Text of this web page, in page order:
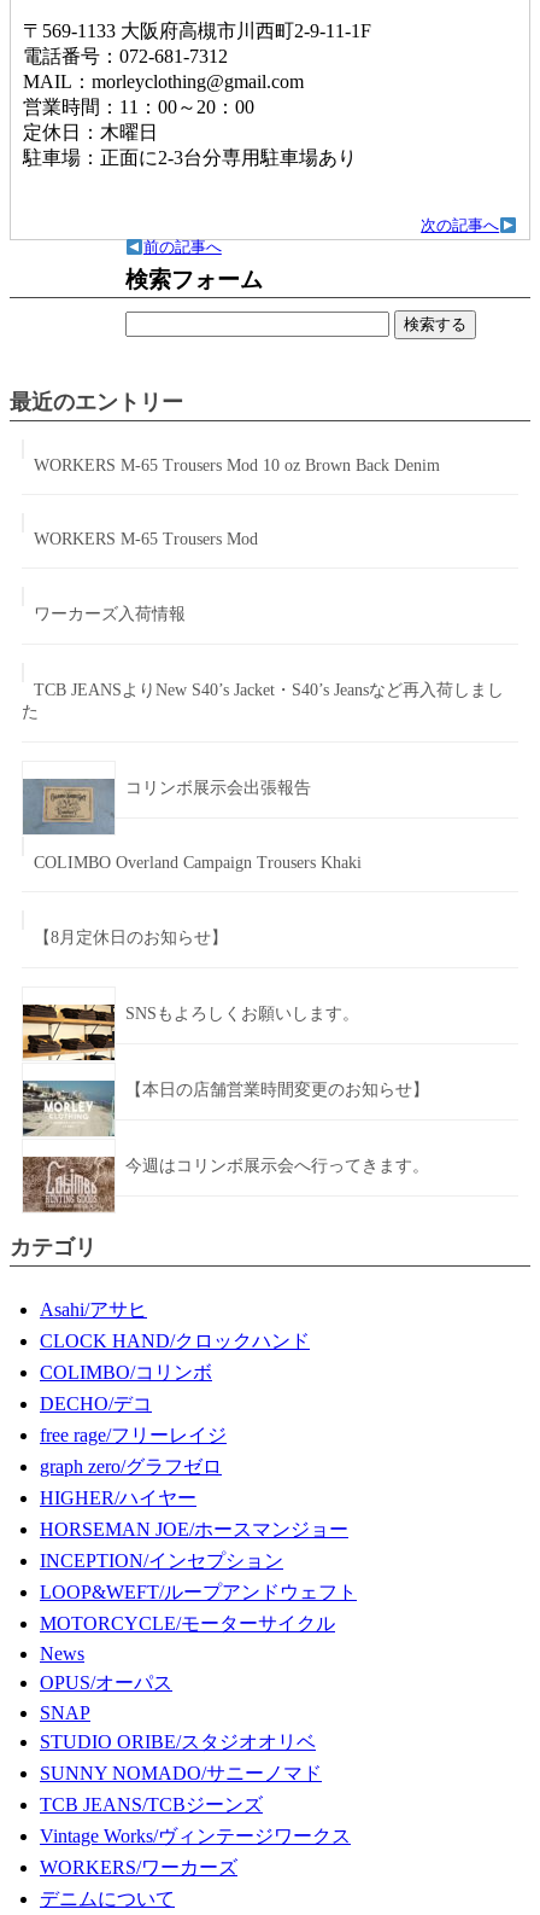
〒569-1133 大阪府高槻市川西町2-9-11-1F
電話番号：072-681-7312
MAIL：morleyclothing@gmail.com
営業時間：11：00～20：00
定休日：木曜日
駐車場：正面に2-3台分専用駐車場あり
次の記事へ
前の記事へ
検索フォーム
最近のエントリー
WORKERS M-65 Trousers Mod 10 oz Brown Back Denim
WORKERS M-65 Trousers Mod
ワーカーズ入荷情報
TCB JEANSよりNew S40’s Jacket・S40’s Jeansなど再入荷しまし
た
コリンボ展示会出張報告
COLIMBO Overland Campaign Trousers Khaki
【8月定休日のお知らせ】
SNSもよろしくお願いします。
【本日の店舗営業時間変更のお知らせ】
今週はコリンボ展示会へ行ってきます。
カテゴリ
Asahi/アサヒ
CLOCK HAND/クロックハンド
COLIMBO/コリンボ
DECHO/デコ
free rage/フリーレイジ
graph zero/グラフゼロ
HIGHER/ハイヤー
HORSEMAN JOE/ホースマンジョー
INCEPTION/インセプション
LOOP&WEFT/ループアンドウェフト
MOTORCYCLE/モーターサイクル
News
OPUS/オーパス
SNAP
STUDIO ORIBE/スタジオオリベ
SUNNY NOMADO/サニーノマド
TCB JEANS/TCBジーンズ
Vintage Works/ヴィンテージワークス
WORKERS/ワーカーズ
デニムについて